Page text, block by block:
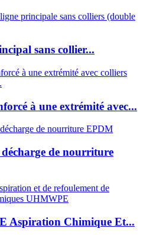
sans collier...
à une extrémité avec...
de nourriture
Aspiration Chimique Et...